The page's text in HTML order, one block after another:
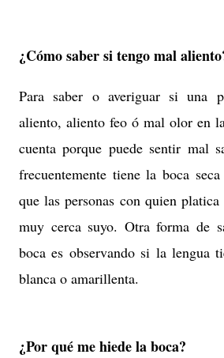
¿Cómo saber si tengo mal
Para saber o averiguar si una
aliento, aliento feo ó mal olor en
cuenta porque puede sentir mal
frecuentemente tiene la boca
que las personas con quien
muy cerca suyo. Otra forma de
boca es observando si la lengua
blanca o amarillenta.
¿Por qué me hiede la boca?